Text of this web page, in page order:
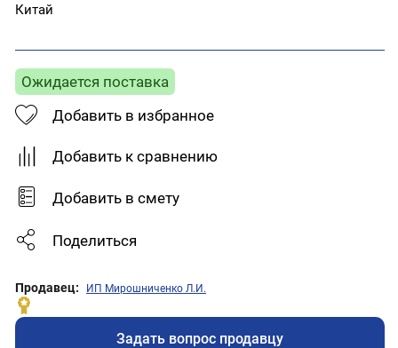
Китай
Ожидается поставка
Добавить в избранное
Добавить к сравнению
Добавить в смету
Поделиться
Продавец: ИП Мирошниченко Л.И.
Задать вопрос продавцу